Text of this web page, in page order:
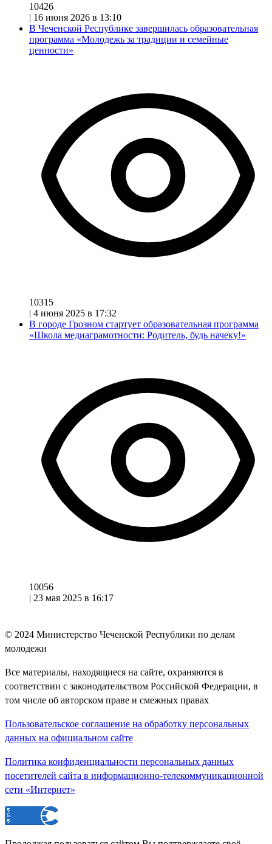
10426
| 16 июня 2026 в 13:10
В Чеченской Республике завершилась образовательная
программа «Молодежь за традиции и семейные
ценности»
10315
| 4 июня 2025 в 17:32
В городе Грозном стартует образовательная программа
«Школа медиаграмотности: Родитель, будь начеку!»
10056
| 23 мая 2025 в 16:17
© 2024 Министерство Чеченской Республики по делам
молодежи
Все материалы, находящиеся на сайте, охраняются в
соответствии с законодательством Российской Федерации, в
том числе об авторском праве и смежных правах
Пользовательское соглашение на обработку персональных
данных на официальном сайте
Политика конфиденциальности персональных данных
посетителей сайта в информационно-телекоммуникационной
сети «Интернет»